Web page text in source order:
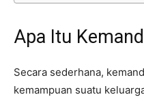
Apa Itu
Secara sederhana,
kemampuan suatu